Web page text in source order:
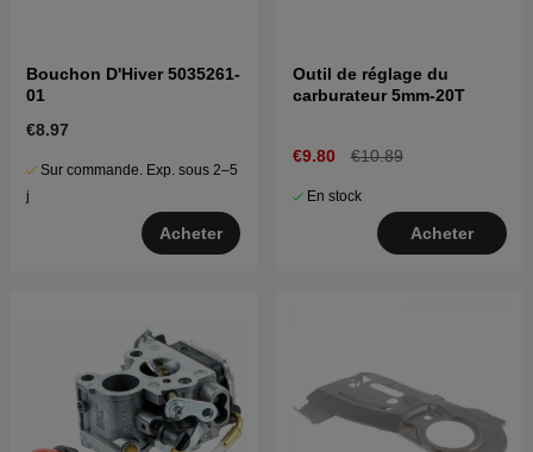
Bouchon D'Hiver 5035261-
01
€8.97
Sur commande. Exp. sous 2–5
j
Acheter
Outil de réglage du
carburateur 5mm-20T
€9.80 €10.89
En stock
Acheter